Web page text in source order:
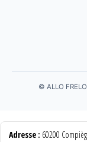
© ALLO
Adresse : 60200